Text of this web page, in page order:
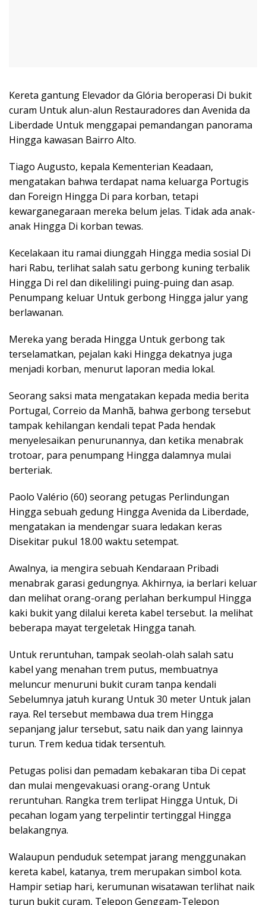
Kereta gantung Elevador da Glória beroperasi Di bukit
curam Untuk alun-alun Restauradores dan Avenida da
Liberdade Untuk menggapai pemandangan panorama
Hingga kawasan Bairro Alto.
Tiago Augusto, kepala Kementerian Keadaan,
mengatakan bahwa terdapat nama keluarga Portugis
dan Foreign Hingga Di para korban, tetapi
kewarganegaraan mereka belum jelas. Tidak ada anak-
anak Hingga Di korban tewas.
Kecelakaan itu ramai diunggah Hingga media sosial Di
hari Rabu, terlihat salah satu gerbong kuning terbalik
Hingga Di rel dan dikelilingi puing-puing dan asap.
Penumpang keluar Untuk gerbong Hingga jalur yang
berlawanan.
Mereka yang berada Hingga Untuk gerbong tak
terselamatkan, pejalan kaki Hingga dekatnya juga
menjadi korban, menurut laporan media lokal.
Seorang saksi mata mengatakan kepada media berita
Portugal, Correio da Manhã, bahwa gerbong tersebut
tampak kehilangan kendali tepat Pada hendak
menyelesaikan penurunannya, dan ketika menabrak
trotoar, para penumpang Hingga dalamnya mulai
berteriak.
Paolo Valério (60) seorang petugas Perlindungan
Hingga sebuah gedung Hingga Avenida da Liberdade,
mengatakan ia mendengar suara ledakan keras
Disekitar pukul 18.00 waktu setempat.
Awalnya, ia mengira sebuah Kendaraan Pribadi
menabrak garasi gedungnya. Akhirnya, ia berlari keluar
dan melihat orang-orang perlahan berkumpul Hingga
kaki bukit yang dilalui kereta kabel tersebut. Ia melihat
beberapa mayat tergeletak Hingga tanah.
Untuk reruntuhan, tampak seolah-olah salah satu
kabel yang menahan trem putus, membuatnya
meluncur menuruni bukit curam tanpa kendali
Sebelumnya jatuh kurang Untuk 30 meter Untuk jalan
raya. Rel tersebut membawa dua trem Hingga
sepanjang jalur tersebut, satu naik dan yang lainnya
turun. Trem kedua tidak tersentuh.
Petugas polisi dan pemadam kebakaran tiba Di cepat
dan mulai mengevakuasi orang-orang Untuk
reruntuhan. Rangka trem terlipat Hingga Untuk, Di
pecahan logam yang terpelintir tertinggal Hingga
belakangnya.
Walaupun penduduk setempat jarang menggunakan
kereta kabel, katanya, trem merupakan simbol kota.
Hampir setiap hari, kerumunan wisatawan terlihat naik
turun bukit curam, Telepon Genggam-Telepon